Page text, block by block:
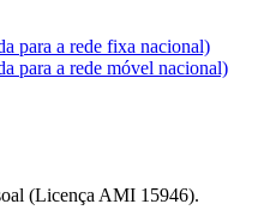
para a rede fixa nacional)
para a rede móvel nacional)
(Licença AMI 15946).